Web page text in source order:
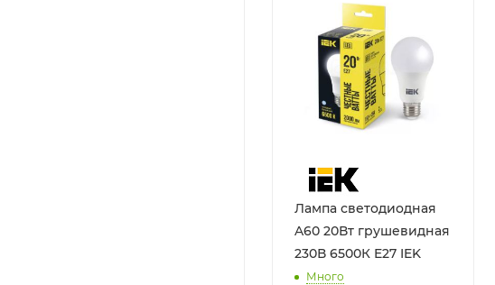
Лампа светодиодная
A60 20Вт грушевидная
230В 6500К E27 IEK
Много